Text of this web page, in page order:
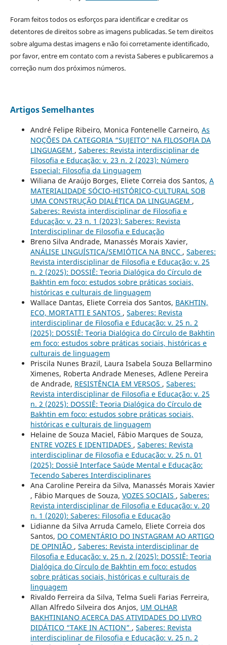
Foram feitos todos os esforços para identificar e creditar os
detentores de direitos sobre as imagens publicadas. Se tem direitos
sobre alguma destas imagens e não foi corretamente identificado,
por favor, entre em contato com a revista Saberes e publicaremos a
correção num dos próximos números.
Artigos Semelhantes
André Felipe Ribeiro, Monica Fontenelle Carneiro, As
NOÇÕES DA CATEGORIA “SUJEITO” NA FILOSOFIA DA
LINGUAGEM , Saberes: Revista interdisciplinar de
Filosofia e Educação: v. 23 n. 2 (2023): Número
Especial: Filosofia da Linguagem
Wiliana de Araújo Borges, Eliete Correia dos Santos, A
MATERIALIDADE SÓCIO-HISTÓRICO-CULTURAL SOB
UMA CONSTRUÇÃO DIALÉTICA DA LINGUAGEM ,
Saberes: Revista interdisciplinar de Filosofia e
Educação: v. 23 n. 1 (2023): Saberes: Revista
Interdisciplinar de Filosofia e Educação
Breno Silva Andrade, Manassés Morais Xavier,
ANÁLISE LINGUÍSTICA/SEMIÓTICA NA BNCC , Saberes:
Revista interdisciplinar de Filosofia e Educação: v. 25
n. 2 (2025): DOSSIÊ: Teoria Dialógica do Círculo de
Bakhtin em foco: estudos sobre práticas sociais,
históricas e culturais de linguagem
Wallace Dantas, Eliete Correia dos Santos, BAKHTIN,
ECO, MORTATTI E SANTOS , Saberes: Revista
interdisciplinar de Filosofia e Educação: v. 25 n. 2
(2025): DOSSIÊ: Teoria Dialógica do Círculo de Bakhtin
em foco: estudos sobre práticas sociais, históricas e
culturais de linguagem
Priscila Nunes Brazil, Laura Isabela Souza Bellarmino
Ximenes, Roberta Andrade Meneses, Adlene Pereira
de Andrade, RESISTÊNCIA EM VERSOS , Saberes:
Revista interdisciplinar de Filosofia e Educação: v. 25
n. 2 (2025): DOSSIÊ: Teoria Dialógica do Círculo de
Bakhtin em foco: estudos sobre práticas sociais,
históricas e culturais de linguagem
Helaine de Souza Maciel, Fábio Marques de Souza,
ENTRE VOZES E IDENTIDADES , Saberes: Revista
interdisciplinar de Filosofia e Educação: v. 25 n. 01
(2025): Dossiê Interface Saúde Mental e Educação:
Tecendo Saberes Interdisciplinares
Ana Caroline Pereira da Silva, Manassés Morais Xavier
, Fábio Marques de Souza, VOZES SOCIAIS , Saberes:
Revista interdisciplinar de Filosofia e Educação: v. 20
n. 1 (2020): Saberes: Filosofia e Educação
Lidianne da Silva Arruda Camelo, Eliete Correia dos
Santos, DO COMENTÁRIO DO INSTAGRAM AO ARTIGO
DE OPINIÃO , Saberes: Revista interdisciplinar de
Filosofia e Educação: v. 25 n. 2 (2025): DOSSIÊ: Teoria
Dialógica do Círculo de Bakhtin em foco: estudos
sobre práticas sociais, históricas e culturais de
linguagem
Rivaldo Ferreira da Silva, Telma Sueli Farias Ferreira,
Allan Alfredo Silveira dos Anjos, UM OLHAR
BAKHTINIANO ACERCA DAS ATIVIDADES DO LIVRO
DIDÁTICO “TAKE IN ACTION” , Saberes: Revista
interdisciplinar de Filosofia e Educação: v. 25 n. 2